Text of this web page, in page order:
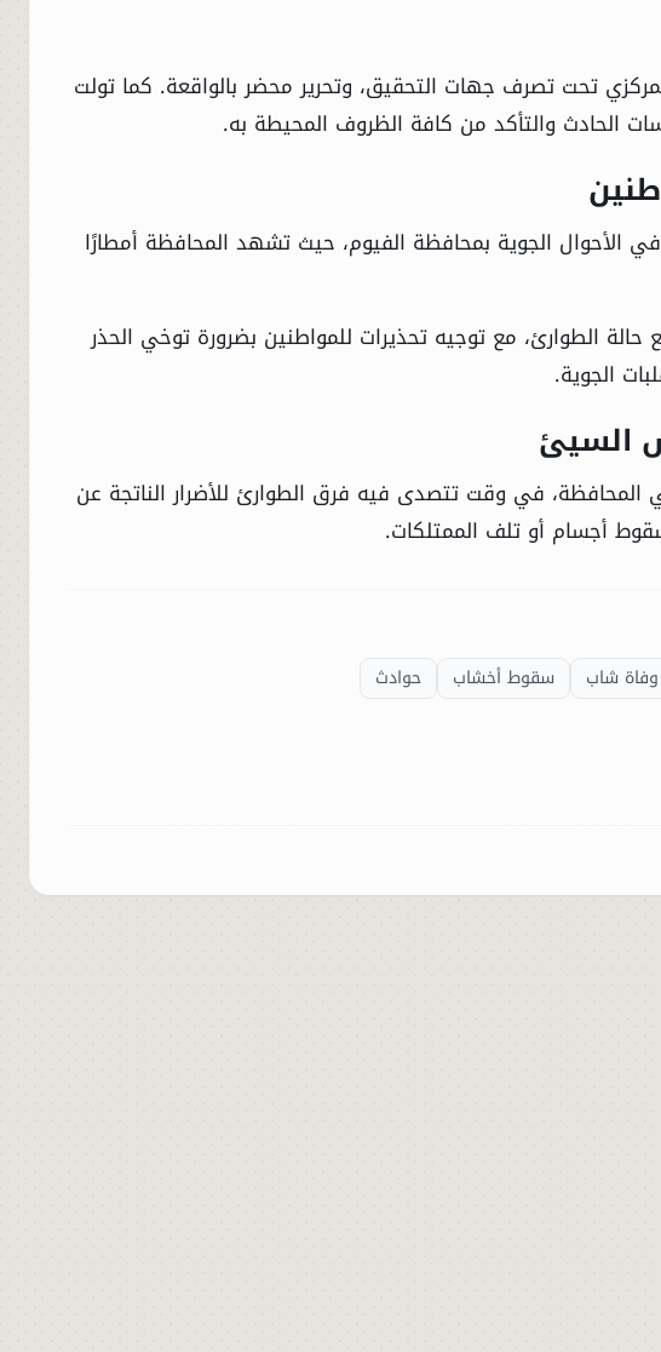
تحت تصرف جهات التحقيق، وتحرير محضر بالواقعة. كما تولت
الحادث والتأكد من كافة الظروف المحيطة به.
الأحوال الجوية بمحافظة الفيوم، حيث تشهد المحافظة أمطارًا
الطوارئ، مع توجيه تحذيرات للمواطنين بضرورة توخي الحذر
الجوية.
السيئ
المحافظة، في وقت تتصدى فيه فرق الطوارئ للأضرار الناتجة عن
أجسام أو تلف الممتلكات.
وفاة شاب سقوط أخشاب حوادث